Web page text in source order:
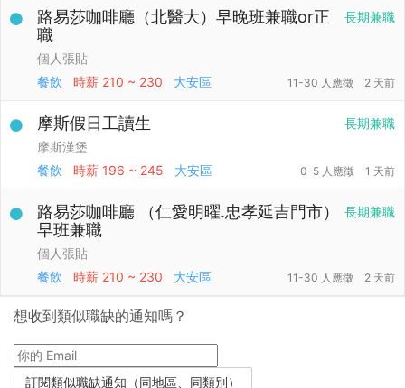
長期兼職
路易莎咖啡廳（北醫大）早晚班兼職or正
職
個人張貼
餐飲
時薪 210 ~ 230 大安區 11-30 人應徵 2 天前
長期兼職
摩斯假日工讀生
摩斯漢堡
餐飲
時薪 196 ~ 245 大安區 0-5 人應徵 1 天前
長期兼職
路易莎咖啡廳 （仁愛明曜.忠孝延吉門市）
早班兼職
個人張貼
餐飲
時薪 210 ~ 230 大安區 11-30 人應徵 2 天前
想收到類似職缺的通知嗎？